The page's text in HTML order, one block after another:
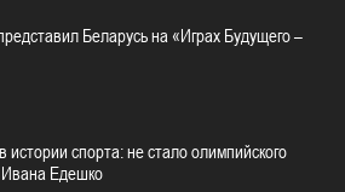
Беларусь на «Играх Будущего –
истории спорта: не стало олимпийского
Едешко